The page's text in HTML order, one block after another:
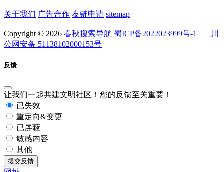
关于我们 广告合作 友链申请 sitemap
Copyright © 2026 春秋搜索导航 蜀ICP备2022023999号-1
川
公网安备 51138102000153号
反馈
让我们一起共建文明社区！您的反馈至关重要！
已失效
重定向&变更
已屏蔽
敏感内容
其他
提交反馈